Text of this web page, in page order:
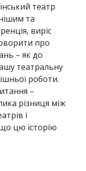
театр
та
виріс
про
– як до
театральну
роботи.
–
різниця між
і
цю історію